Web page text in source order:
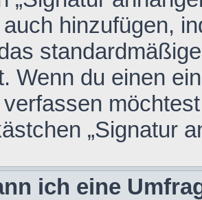
hinzufügen,
Wenn du einen
„Signatur
ich eine